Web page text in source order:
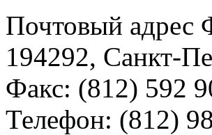
Почтовый адрес
194292, Санкт-
Факс: (812) 592
Телефон: (812)